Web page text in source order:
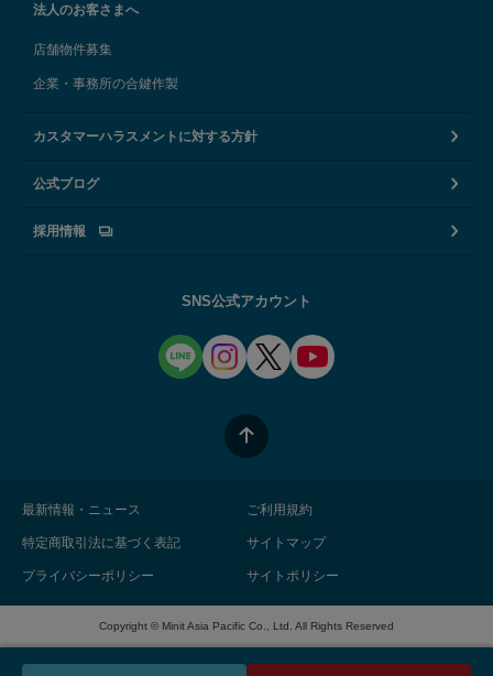
法人のお客さまへ
店舗物件募集
企業・事務所の合鍵作製
カスタマーハラスメントに対する方針
公式ブログ
採用情報
SNS公式アカウント
最新情報・ニュース ご利用規約
特定商取引法に基づく表記 サイトマップ
プライバシーポリシー サイトポリシー
Copyright © Minit Asia Pacific Co., Ltd. All Rights Reserved